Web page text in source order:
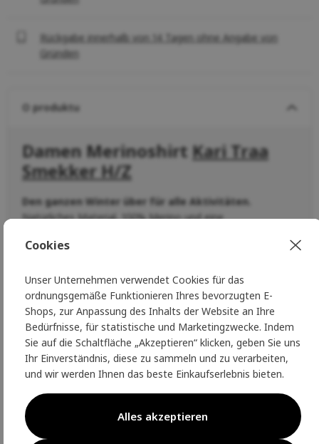
Rückgabe innerhalb von 14 Tagen ohne Angabe von
Gründen
O produktu
Damen Merinoshirt Kari Traa
Smekker H/Z
Den ganzen Winter über für alle Aktivitäten.
Natürliches Material, 100% Merino und eine
norwegischen Mustern
wenig romantischist.Eine ideale Wahl zum Skifahren
und zum Entspannen auf der Hütte.DasSmekker H/Z
Wollhemd ist ein großartiger Teil Ihres täglichen Outfits, so
dass Sie von der Arbeit direkt in den Kindergarten und dann
direkt ins Café sprinten können.Trocken, warm und
geruchsneutral.
Frauenmarke
entworfen wird, erfüllen die Kollektionen alle ihre
Bedürfnisse in ihrem aktiven Leben.
Cookies
Unser Unternehmen verwendet Cookies für das
ordnungsgemäße Funktionieren Ihres bevorzugten E-
Shops, zur Anpassung des Inhalts der Website an Ihre
Bedürfnisse, für statistische und Marketingzwecke. Indem
Sie auf die Schaltfläche „Akzeptieren“ klicken, geben Sie uns
Ihr Einverständnis, diese zu sammeln und zu verarbeiten,
und wir werden Ihnen das beste Einkaufserlebnis bieten.
Alles akzeptieren